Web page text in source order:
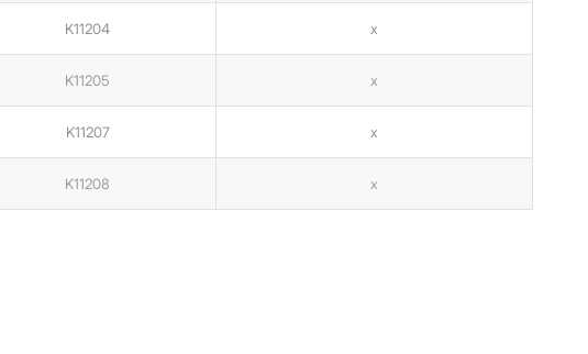
K11204 x
K11205 x
K11207 x
K11208 x